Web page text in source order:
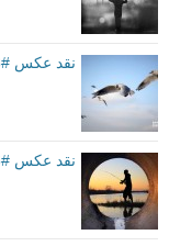
نقد عکس #93
نقد عکس #66